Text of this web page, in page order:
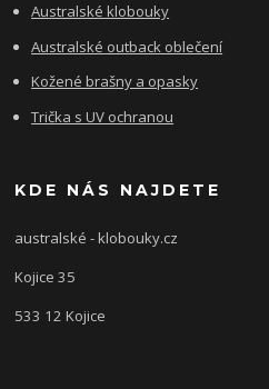
Australské klobouky
Australské outback oblečení
Kožené brašny a opasky
Trička s UV ochranou
KDE NÁS NAJDETE
australské - klobouky.cz
Kojice 35
533 12 Kojice